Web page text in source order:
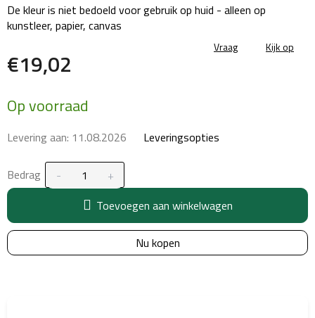
€19,02
prijs:
Op voorraad
Levering aan: 11.08.2026 Leveringsopties
Bedrag
Toevoegen aan winkelwagen
Nu kopen
De kleur is niet bedoeld voor gebruik op huid - alleen op
kunstleer, papier, canvas
Vraag Kijk op